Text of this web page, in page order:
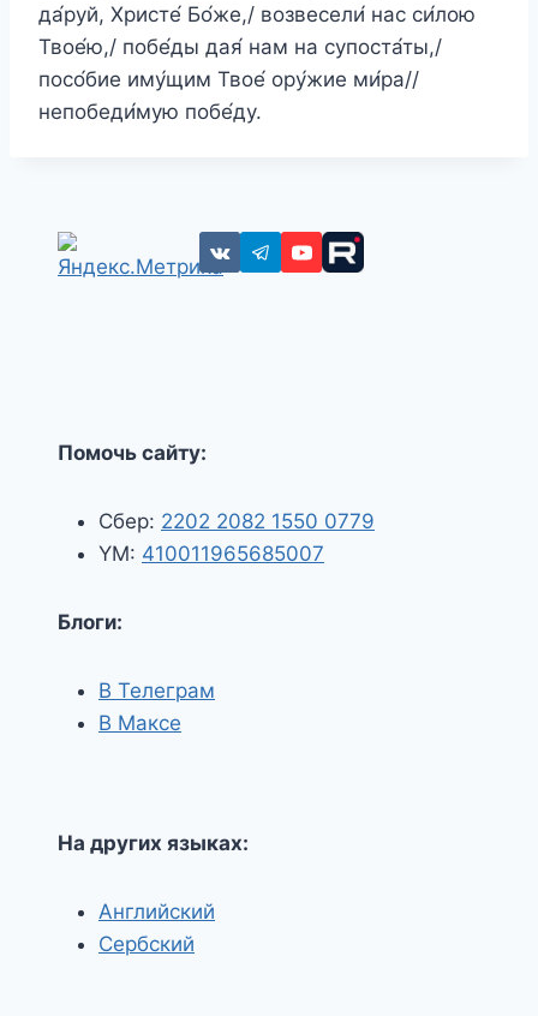
да́руй, Христе́ Бо́же,/ возвесели́ нас си́лою
Твое́ю,/ побе́ды дая́ нам на супоста́ты,/
посо́бие иму́щим Твое́ ору́жие ми́ра//
непобеди́мую побе́ду.
Помочь сайту:
Сбер: 2202 2082 1550 0779
YM: 410011965685007
Блоги:
В Телеграм
В Максе
На других языках:
Английский
Сербский